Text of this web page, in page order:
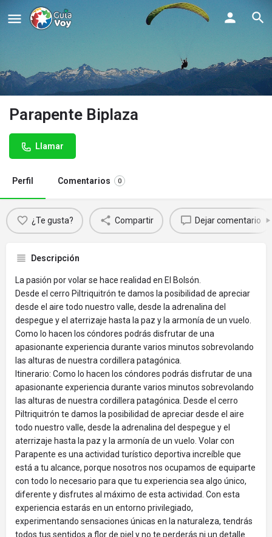
Parapente Biplaza
Llamar
Perfil Comentarios 0
¿Te gusta? Compartir Dejar comentario
Descripción
La pasión por volar se hace realidad en El Bolsón.
Desde el cerro Piltriquitrón te damos la posibilidad de apreciar
desde el aire todo nuestro valle, desde la adrenalina del
despegue y el aterrizaje hasta la paz y la armonía de un vuelo.
Como lo hacen los cóndores podrás disfrutar de una
apasionante experiencia durante varios minutos sobrevolando
las alturas de nuestra cordillera patagónica.
Itinerario: Como lo hacen los cóndores podrás disfrutar de una
apasionante experiencia durante varios minutos sobrevolando
las alturas de nuestra cordillera patagónica. Desde el cerro
Piltriquitrón te damos la posibilidad de apreciar desde el aire
todo nuestro valle, desde la adrenalina del despegue y el
aterrizaje hasta la paz y la armonía de un vuelo. Volar con
Parapente es una actividad turístico deportiva increíble que
está a tu alcance, porque nosotros nos ocupamos de equiparte
con todo lo necesario para que tu experiencia sea algo único,
diferente y disfrutes al máximo de esta actividad. Con esta
experiencia estarás en un entorno privilegiado,
experimentando sensaciones únicas en la naturaleza, tendrás
todos tus sentidos a flor de piel y no te perderás ni un detalle